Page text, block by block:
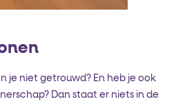
je niet getrouwd? En heb je ook
Dan staat er niets in de